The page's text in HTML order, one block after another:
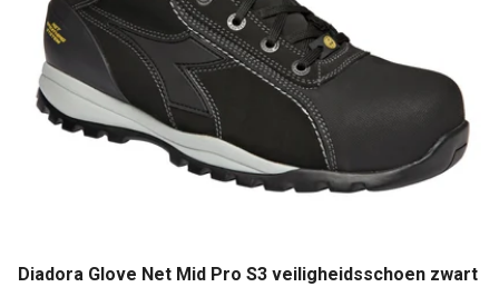
Diadora Glove Net Mid Pro S3 veiligheidsschoen zwart